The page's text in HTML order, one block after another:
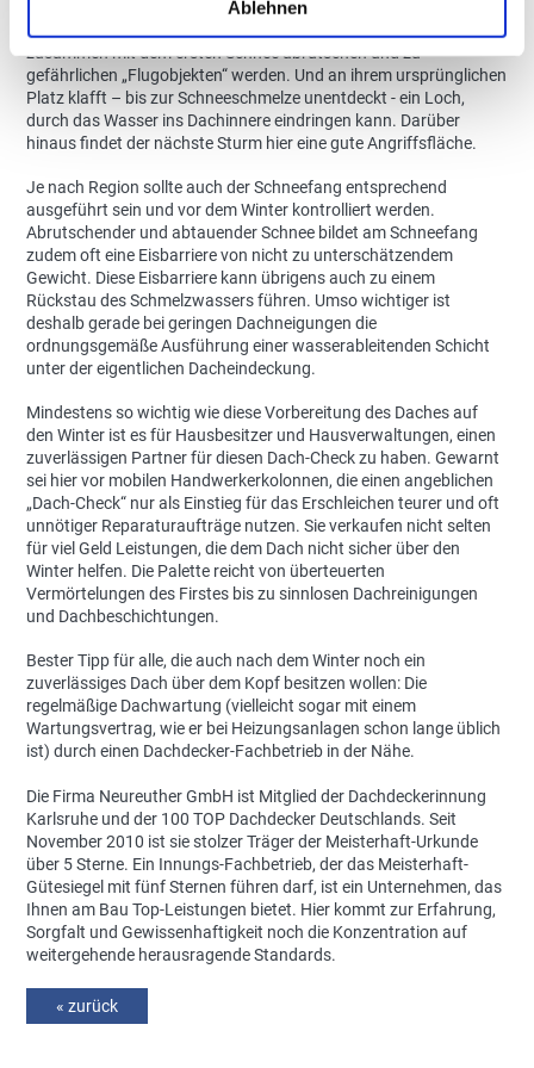
Ablehnen
Haben sich beim letzten Herbststurm einzelne Elemente der
Dacheindeckung gelockert oder gänzlich gelöst, können diese
zusammen mit dem ersten Schnee abrutschen und zu
gefährlichen „Flugobjekten“ werden. Und an ihrem ursprünglichen
Platz klafft – bis zur Schneeschmelze unentdeckt - ein Loch,
durch das Wasser ins Dachinnere eindringen kann. Darüber
hinaus findet der nächste Sturm hier eine gute Angriffsfläche.
Je nach Region sollte auch der Schneefang entsprechend
ausgeführt sein und vor dem Winter kontrolliert werden.
Abrutschender und abtauender Schnee bildet am Schneefang
zudem oft eine Eisbarriere von nicht zu unterschätzendem
Gewicht. Diese Eisbarriere kann übrigens auch zu einem
Rückstau des Schmelzwassers führen. Umso wichtiger ist
deshalb gerade bei geringen Dachneigungen die
ordnungsgemäße Ausführung einer wasserableitenden Schicht
unter der eigentlichen Dacheindeckung.
Mindestens so wichtig wie diese Vorbereitung des Daches auf
den Winter ist es für Hausbesitzer und Hausverwaltungen, einen
zuverlässigen Partner für diesen Dach-Check zu haben. Gewarnt
sei hier vor mobilen Handwerkerkolonnen, die einen angeblichen
„Dach-Check“ nur als Einstieg für das Erschleichen teurer und oft
unnötiger Reparaturaufträge nutzen. Sie verkaufen nicht selten
für viel Geld Leistungen, die dem Dach nicht sicher über den
Winter helfen. Die Palette reicht von überteuerten
Vermörtelungen des Firstes bis zu sinnlosen Dachreinigungen
und Dachbeschichtungen.
Bester Tipp für alle, die auch nach dem Winter noch ein
zuverlässiges Dach über dem Kopf besitzen wollen: Die
regelmäßige Dachwartung (vielleicht sogar mit einem
Wartungsvertrag, wie er bei Heizungsanlagen schon lange üblich
ist) durch einen Dachdecker-Fachbetrieb in der Nähe.
Die Firma Neureuther GmbH ist Mitglied der Dachdeckerinnung
Karlsruhe und der 100 TOP Dachdecker Deutschlands. Seit
November 2010 ist sie stolzer Träger der Meisterhaft-Urkunde
über 5 Sterne. Ein Innungs-Fachbetrieb, der das Meisterhaft-
Gütesiegel mit fünf Sternen führen darf, ist ein Unternehmen, das
Ihnen am Bau Top-Leistungen bietet. Hier kommt zur Erfahrung,
Sorgfalt und Gewissenhaftigkeit noch die Konzentration auf
weitergehende herausragende Standards.
« zurück